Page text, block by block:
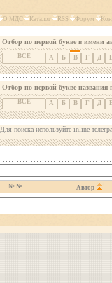
О МДС Каталог RSS Форум
Отбор по первой букве в имени
ВСЕ А Б В Г Д
Отбор по первой букве названия
ВСЕ А Б В Г Д
Для поиска используйте inline
№ № Автор